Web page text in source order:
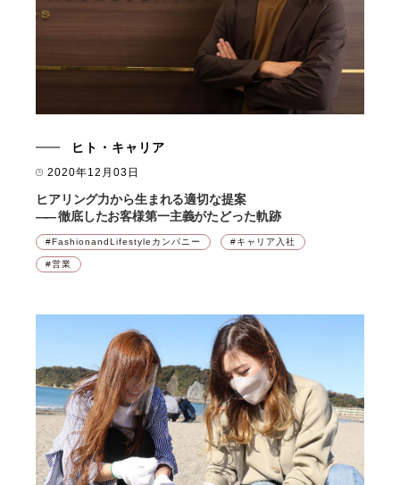
ヒト・キャリア
2020年12月03日
ヒアリング力から生まれる適切な提案
―― 徹底したお客様第一主義がたどった軌跡
FashionandLifestyleカンパニー キャリア入社
営業